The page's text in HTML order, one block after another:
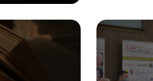
des Hochstaplers Felix